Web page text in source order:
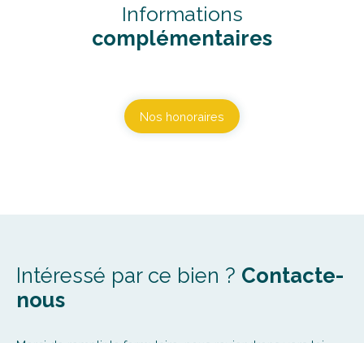
Informations
complémentaires
Nos honoraires
Intéressé par ce bien ? Contacte-
nous